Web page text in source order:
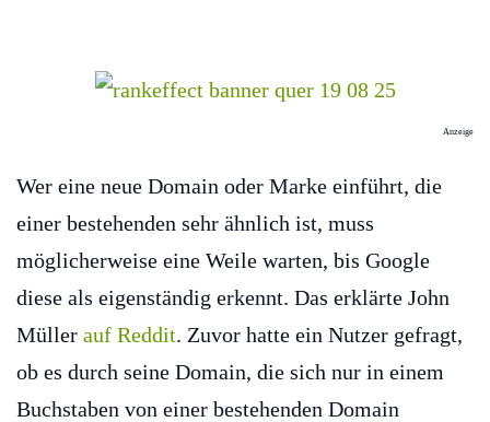
Anzeige
Wer eine neue Domain oder Marke einführt, die
einer bestehenden sehr ähnlich ist, muss
möglicherweise eine Weile warten, bis Google
diese als eigenständig erkennt. Das erklärte John
Müller auf Reddit. Zuvor hatte ein Nutzer gefragt,
ob es durch seine Domain, die sich nur in einem
Buchstaben von einer bestehenden Domain